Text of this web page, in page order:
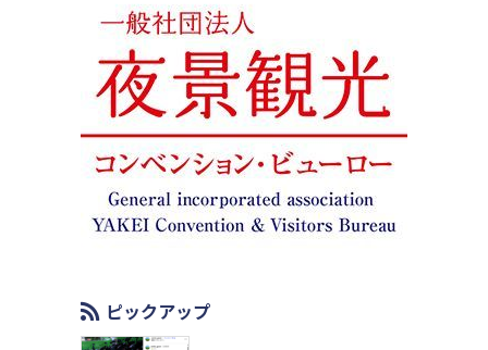
ピックアップ